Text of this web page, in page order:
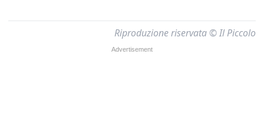
Riproduzione riservata © Il Piccolo